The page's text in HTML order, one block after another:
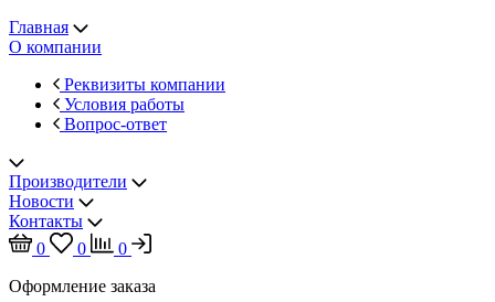
Главная
О компании
Реквизиты компании
Условия работы
Вопрос-ответ
Производители
Новости
Контакты
0
0
0
Оформление заказа